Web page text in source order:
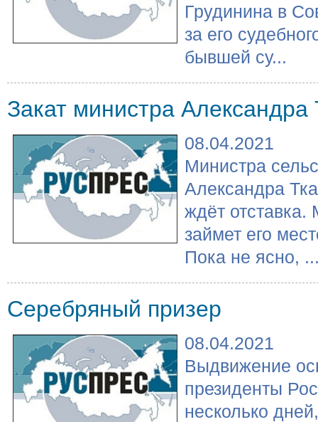
Грудинина в
за его
бывшей су...
Закат министра Александра
08.04.2021
Министра
Александра
ждёт
займет его
Пока не ясно,
Серебряный призер
08.04.2021
Выдвижение
президенты
несколько